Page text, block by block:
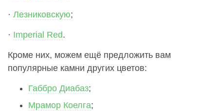
· Лезниковскую;
· Imperial Red.
Кроме них, можем ещё предложить вам
популярные камни других цветов:
Габбро Диабаз;
Мрамор Коелга;